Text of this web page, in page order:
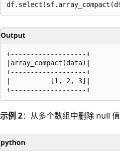
Output
+-------------------+
|array_compact(data)|
+-------------------+
|          [1, 2, 3]|
示例 2：从多个数组中删除 null 值
python